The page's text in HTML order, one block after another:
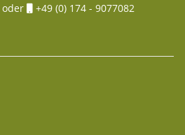
oder
+49 (0) 174 - 9077082